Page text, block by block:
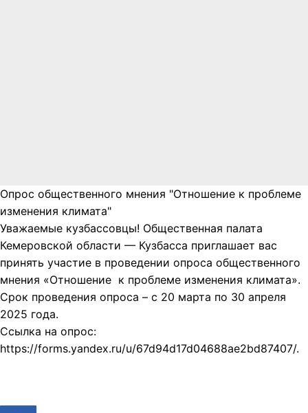
Опрос общественного мнения "Отношение к проблеме
изменения климата"
Уважаемые кузбассовцы! Общественная палата
Кемеровской области — Кузбасса приглашает вас
принять участие в проведении опроса общественного
мнения «Отношение к проблеме изменения климата».
Срок проведения опроса – с 20 марта по 30 апреля
2025 года.
Ссылка на опрос:
https://forms.yandex.ru/u/67d94d17d04688ae2bd87407/.